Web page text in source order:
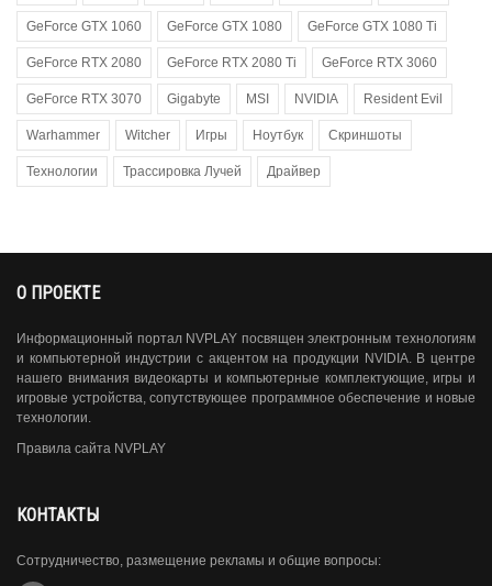
GeForce GTX 1060 GeForce GTX 1080 GeForce GTX 1080 Ti
GeForce RTX 2080 GeForce RTX 2080 Ti GeForce RTX 3060
GeForce RTX 3070 Gigabyte MSI NVIDIA Resident Evil
Warhammer Witcher Игры Ноутбук Скриншоты
Технологии Трассировка Лучей Драйвер
О ПРОЕКТЕ
Информационный портал NVPLAY посвящен электронным технологиям
и компьютерной индустрии с акцентом на продукции NVIDIA. В центре
нашего внимания видеокарты и компьютерные комплектующие, игры и
игровые устройства, сопутствующее программное обеспечение и новые
технологии.
Правила сайта NVPLAY
КОНТАКТЫ
Сотрудничество, размещение рекламы и общие вопросы: